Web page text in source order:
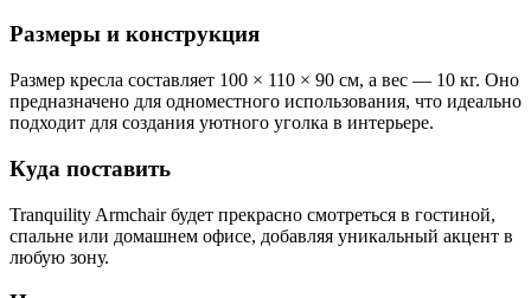
Размеры и конструкция
Размер кресла составляет 100 × 110 × 90 см, а вес — 10 кг. Оно
предназначено для одноместного использования, что идеально
подходит для создания уютного уголка в интерьере.
Куда поставить
Tranquility Armchair будет прекрасно смотреться в гостиной,
спальне или домашнем офисе, добавляя уникальный акцент в
любую зону.